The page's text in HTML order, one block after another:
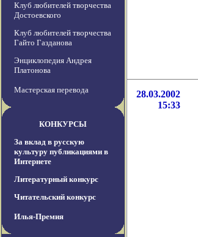
Клуб любителей творчества
Достоевского
Клуб любителей творчества
Гайто Газданова
Энциклопедия Андрея
Платонова
Мастерская перевода
КОНКУРСЫ
За вклад в русскую
культуру публикациями в
Интернете
Литературный конкурс
Читательский конкурс
Илья-Премия
28.03.2002
15:33